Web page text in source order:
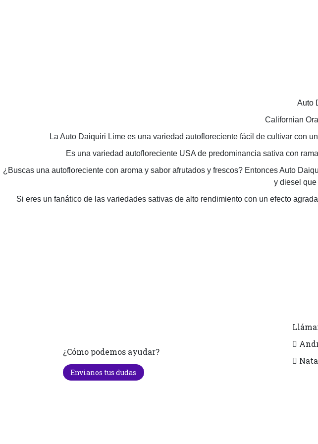
Auto
Californian
La Auto Daiquiri Lime es una variedad autofloreciente fácil de cultivar con
Es una variedad autofloreciente USA de predominancia sativa con
¿Buscas una autofloreciente con aroma y sabor afrutados y frescos? Entonces Auto
y diesel
Si eres un fanático de las variedades sativas de alto rendimiento con un efecto
¿Cómo podemos ayudar?
Envianos tus dudas